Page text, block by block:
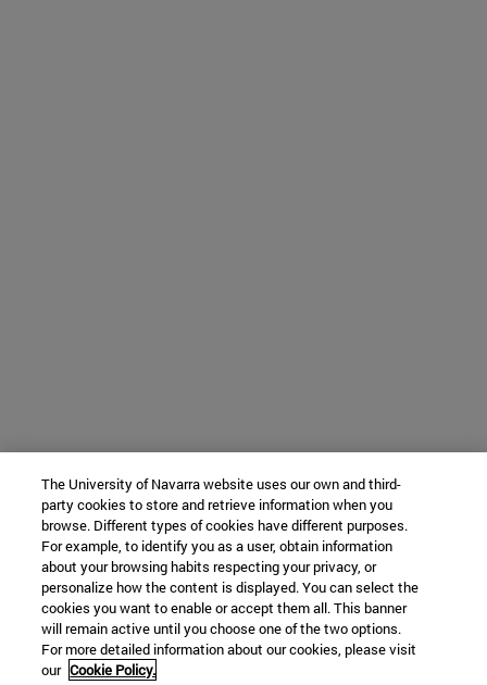
The University of Navarra website uses our own and third-
party cookies to store and retrieve information when you
browse. Different types of cookies have different purposes.
For example, to identify you as a user, obtain information
about your browsing habits respecting your privacy, or
personalize how the content is displayed. You can select the
cookies you want to enable or accept them all. This banner
will remain active until you choose one of the two options.
For more detailed information about our cookies, please visit
our Cookie Policy.